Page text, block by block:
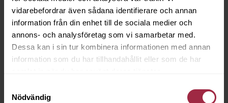
vidarebefordrar även sådana identifierare och annan
information från din enhet till de sociala medier och
annons- och analysföretag som vi samarbetar med.
Dessa kan i sin tur kombinera informationen med annan
information som du har tillhandahållit eller som de har
Nödvändig